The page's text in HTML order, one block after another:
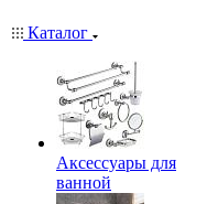
Каталог
Аксессуары для
ванной